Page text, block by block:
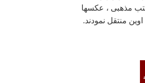
مذهبی ، عکسها
منتقل نمودند.